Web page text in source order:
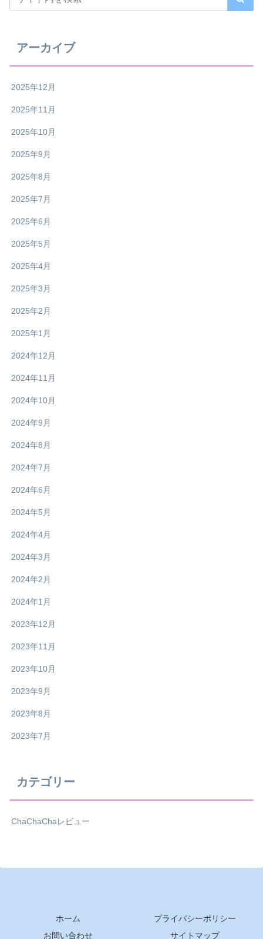
アーカイブ
2025年12月
2025年11月
2025年10月
2025年9月
2025年8月
2025年7月
2025年6月
2025年5月
2025年4月
2025年3月
2025年2月
2025年1月
2024年12月
2024年11月
2024年10月
2024年9月
2024年8月
2024年7月
2024年6月
2024年5月
2024年4月
2024年3月
2024年2月
2024年1月
2023年12月
2023年11月
2023年10月
2023年9月
2023年8月
2023年7月
カテゴリー
ChaChaChaレビュー
ホーム
プライバシーポリシー
お問い合わせ
サイトマップ